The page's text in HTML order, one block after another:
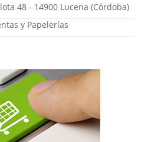
48 - 14900 Lucena (Córdoba)
y Papelerías